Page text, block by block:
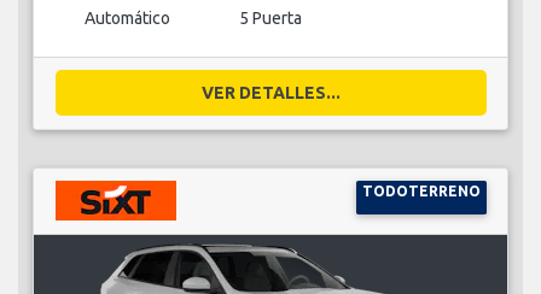
Automático 5 Puerta
VER DETALLES...
TODOTERRENO